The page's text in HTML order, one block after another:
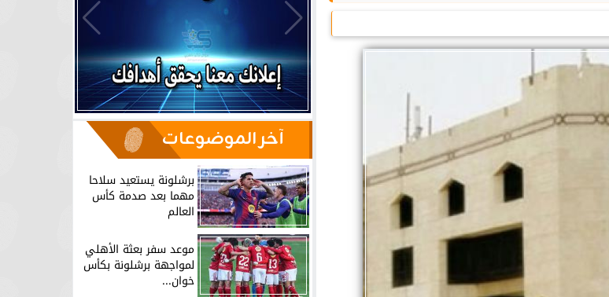
آخر الموضوعات
برشلونة يستعيد سلاحا
مهما بعد صدمة كأس
العالم
موعد سفر بعثة الأهلي
لمواجهة برشلونة بكأس
خوان...